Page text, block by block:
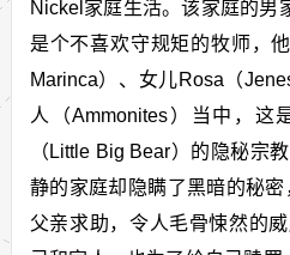
Nickel家庭生活。该家庭的男
是个不喜欢守规矩的牧师，
Marinca）、女儿Rosa（
人（Ammonites）当中，这
（Little Big Bear）的隐秘宗
静的家庭却隐瞒了黑暗的秘
父亲求助，令人毛骨悚然的